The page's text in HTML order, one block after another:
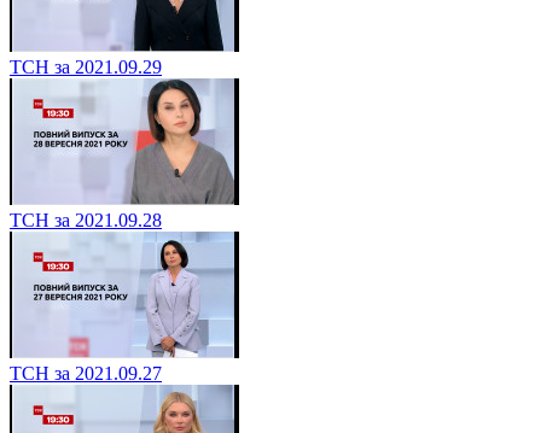
ТСН за 2021.09.29
ТСН за 2021.09.28
ТСН за 2021.09.27